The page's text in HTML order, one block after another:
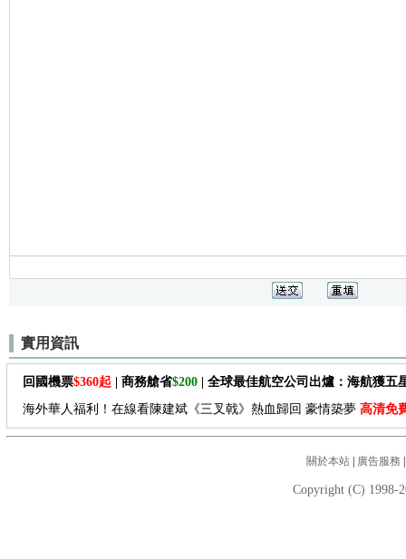
實用資訊
回國機票$360起 | 商務艙省$200 | 全球最佳航空公司出爐：海航獲五
海外華人福利！在線看陳建斌《三叉戟》熱血歸回 豪情築夢 高清免
關於本站| 廣告服務
Copyright (C) 1998-